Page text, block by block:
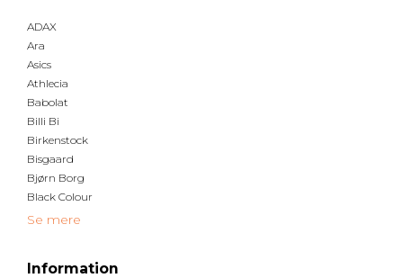
ADAX
Ara
Asics
Athlecia
Babolat
Billi Bi
Birkenstock
Bisgaard
Bjørn Borg
Black Colour
Se mere
Information